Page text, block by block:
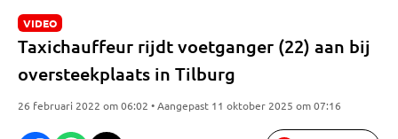
VIDEO
Taxichauffeur rijdt voetganger (22) aan bij
oversteekplaats in Tilburg
26 februari 2022 om 06:02 • Aangepast 11 oktober 2025 om 07:16